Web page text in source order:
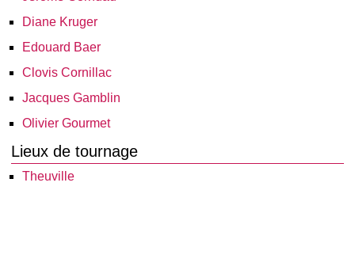
Diane Kruger
Edouard Baer
Clovis Cornillac
Jacques Gamblin
Olivier Gourmet
Lieux de tournage
Theuville